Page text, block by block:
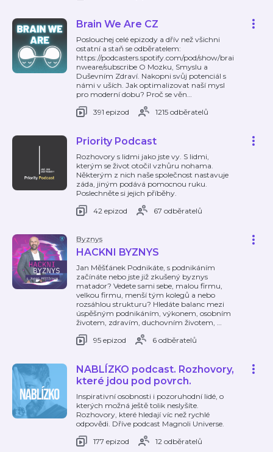
Brain We Are CZ
Poslouchej celé epizody a dřív než všichni
ostatní a staň se odběratelem:
https://podcasters.spotify.com/pod/show/brai
nweare/subscribe O Mozku, Smyslu a
Duševním Zdraví. Nakopni svůj potenciál s
námi v uších. Jak optimalizovat naší mysl
pro moderní dobu? Proč se věn…
391 epizod
1215 odběratelů
Priority Podcast
Rozhovory s lidmi jako jste vy. S lidmi,
kterým se život otočil vzhůru nohama.
Některým z nich naše společnost nastavuje
záda, jiným podává pomocnou ruku.
Poslechněte si jejich příběhy.
42 epizod
67 odběratelů
Byznys
HACKNI BYZNYS
Jan Měšťánek Podnikáte, s podnikáním
začínáte nebo jste již zkušený byznys
matador? Vedete sami sebe, malou firmu,
velkou firmu, menší tým kolegů a nebo
rozsáhlou strukturu? Hledáte balanc mezi
úspěšným podnikáním, výkonem, osobním
životem, zdravím, duchovním životem, …
95 epizod
6 odběratelů
NABLÍZKO podcast. Rozhovory,
které jdou pod povrch.
Inspirativní osobnosti i pozoruhodní lidé, o
kterých možná ještě tolik neslyšíte.
Rozhovory, které hledají víc než rychlé
odpovědi. Dříve podcast Magnoli Universe.
177 epizod
12 odběratelů